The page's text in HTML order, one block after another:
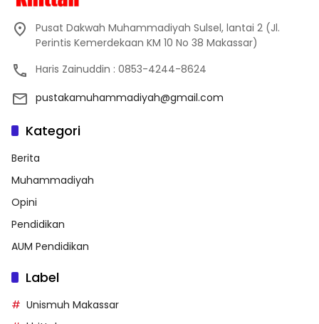
Pusat Dakwah Muhammadiyah Sulsel, lantai 2 (Jl.
Perintis Kemerdekaan KM 10 No 38 Makassar)
Haris Zainuddin : 0853-4244-8624
pustakamuhammadiyah@gmail.com
Kategori
Berita
Muhammadiyah
Opini
Pendidikan
AUM Pendidikan
Label
Unismuh Makassar